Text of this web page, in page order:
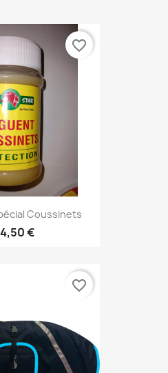
Coussinets
€
favorite_border
favorite_border